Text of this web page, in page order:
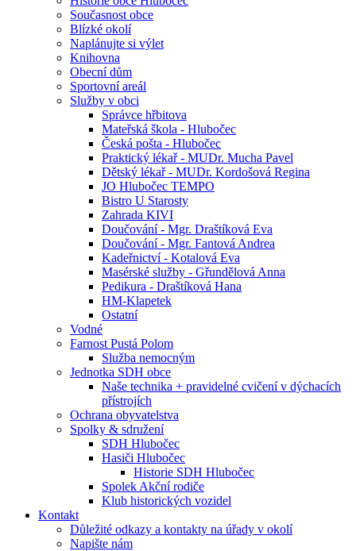
Současnost obce
Blízké okolí
Naplánujte si výlet
Knihovna
Obecní dům
Sportovní areál
Služby v obci
Správce hřbitova
Mateřská škola - Hlubočec
Česká pošta - Hlubočec
Praktický lékař - MUDr. Mucha Pavel
Dětský lékař - MUDr. Kordošová Regina
JO Hlubočec TEMPO
Bistro U Starosty
Zahrada KIVI
Doučování - Mgr. Draštíková Eva
Doučování - Mgr. Fantová Andrea
Kadeřnictví - Kotalová Eva
Masérské služby - Gřundělová Anna
Pedikura - Draštíková Hana
HM-Klapetek
Ostatní
Vodné
Farnost Pustá Polom
Služba nemocným
Jednotka SDH obce
Naše technika + pravidelné cvičení v dýchacích
přístrojích
Ochrana obyvatelstva
Spolky & sdružení
SDH Hlubočec
Hasiči Hlubočec
Historie SDH Hlubočec
Spolek Akční rodiče
Klub historických vozidel
Kontakt
Důležité odkazy a kontakty na úřady v okolí
Napište nám